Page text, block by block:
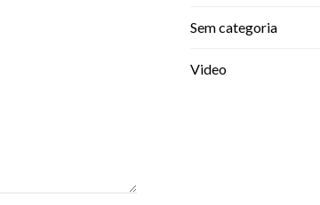
Sem categoria
Video